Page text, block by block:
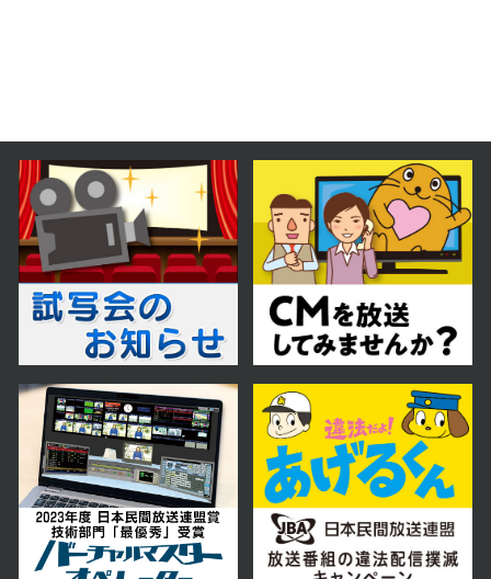
2024年12月13日 放送
第13話 32年目のプロポーズ
2024年12月12日 放送
第12話 一方的な別れ
2024年12月11日 放送
第11話 残酷な真実